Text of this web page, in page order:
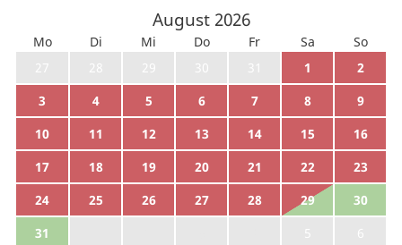
August 2026
Mo Di Mi Do Fr Sa
So
27
28 29 30 31 1
2
3
4 5 6 7 8
9
10
11 12 13 14 15
16
17
18 19 20 21 22
23
24
25 26 27 28 29
30
31
5 6